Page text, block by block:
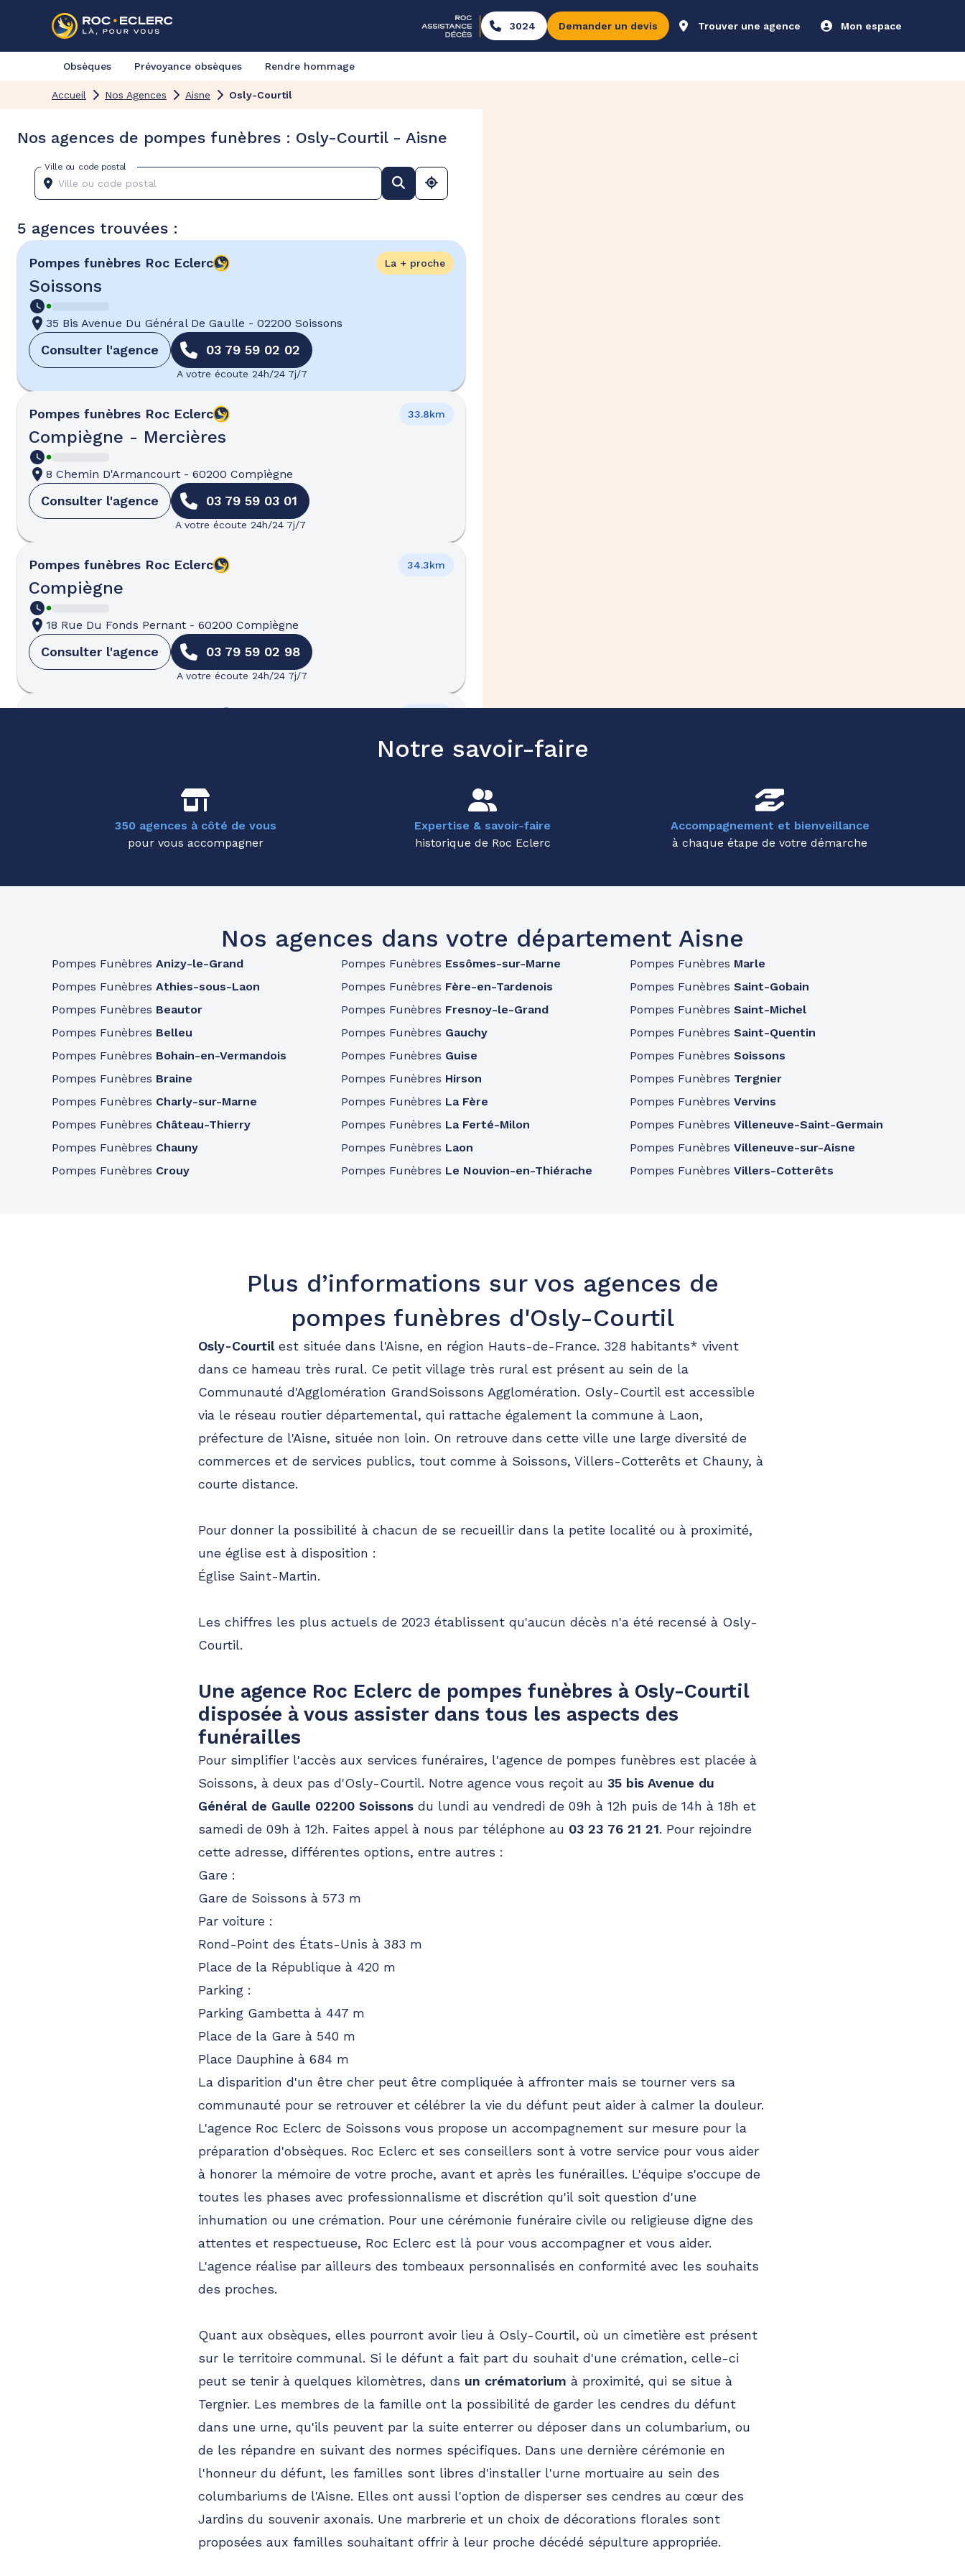
3024 Demander un devis Trouver une agence Mon espace
Obsèques Prévoyance obsèques Rendre hommage
Accueil Nos Agences Aisne Osly-Courtil
Nos agences de pompes funèbres : Osly-Courtil - Aisne
Ville ou code postal
5 agences trouvées :
Pompes funèbres Roc Eclerc
Soissons
La + proche
35 Bis Avenue Du Général De Gaulle - 02200 Soissons
Consulter l'agence 03 79 59 02 02
A votre écoute 24h/24 7j/7
Pompes funèbres Roc Eclerc
Compiègne - Mercières
33.8km
8 Chemin D'Armancourt - 60200 Compiègne
Consulter l'agence 03 79 59 03 01
A votre écoute 24h/24 7j/7
Pompes funèbres Roc Eclerc
Compiègne
34.3km
18 Rue Du Fonds Pernant - 60200 Compiègne
Consulter l'agence 03 79 59 02 98
A votre écoute 24h/24 7j/7
Pompes Funèbres Landouzy - Saint-Quentin
03 76 27 03 70
A votre écoute 24h/24 7j/7
Château-Thierry
03 79 59 02 05
Notre savoir-faire
350 agences à côté de vous
pour vous accompagner
Expertise & savoir-faire
historique de Roc Eclerc
Accompagnement et bienveillance
à chaque étape de votre démarche
Nos agences dans votre département Aisne
Pompes Funèbres Anizy-le-Grand
Pompes Funèbres Athies-sous-Laon
Pompes Funèbres Beautor
Pompes Funèbres Belleu
Pompes Funèbres Bohain-en-Vermandois
Pompes Funèbres Braine
Pompes Funèbres Charly-sur-Marne
Pompes Funèbres Château-Thierry
Pompes Funèbres Chauny
Pompes Funèbres Crouy
Pompes Funèbres Essômes-sur-Marne
Pompes Funèbres Fère-en-Tardenois
Pompes Funèbres Fresnoy-le-Grand
Pompes Funèbres Gauchy
Pompes Funèbres Guise
Pompes Funèbres Hirson
Pompes Funèbres La Fère
Pompes Funèbres La Ferté-Milon
Pompes Funèbres Laon
Pompes Funèbres Le Nouvion-en-Thiérache
Pompes Funèbres Marle
Pompes FunèbresSaint-Gobain
Pompes FunèbresSaint-Michel
Pompes FunèbresSaint-Quentin
Pompes FunèbresSoissons
Pompes Funèbres Tergnier
Pompes FunèbresVervins
Pompes FunèbresVilleneuve-Saint-Germain
Pompes FunèbresVilleneuve-sur-Aisne
Pompes FunèbresVillers-Cotterêts
Plus d’informations sur vos agences de
pompes funèbres d'Osly-Courtil
Osly-Courtilest située dans l'Aisne, en région Hauts-de-France. 328 habitants* vivent
dans ce hameau très rural. Ce petit village très rural est présent au sein de la
Communauté d'Agglomération GrandSoissons Agglomération. Osly-Courtil est accessible
via le réseau routier départemental, qui rattache également la commune à Laon,
préfecture de l'Aisne, située non loin. On retrouve dans cette ville une large diversité de
commerces et de services publics, tout comme à Soissons, Villers-Cotterêts et Chauny, à
courte distance.
Pour donner la possibilité à chacun de se recueillir dans la petite localité ou à proximité,
une église est à disposition :
Église Saint-Martin.
Les chiffres les plus actuels de 2023 établissent qu'aucun décès n'a été recensé à Osly-
Courtil.
Une agence Roc Eclerc de pompes funèbres à Osly-Courtil
disposée à vous assister dans tous les aspects des
funérailles
Pour simplifier l'accès aux services funéraires, l'agence de pompes funèbres est placée à
Soissons, à deux pas d'Osly-Courtil. Notre agence vous reçoit au 35 bis Avenue du
Général de Gaulle 02200 Soissons du lundi au vendredi de 09h à 12h puis de 14h à 18h et
samedi de 09h à 12h. Faites appel à nous par téléphone au 03 23 76 21 21. Pour rejoindre
cette adresse, différentes options, entre autres :
Gare :
Gare de Soissons à 573 m
Par voiture :
Rond-Point des États-Unis à 383 m
Place de la République à 420 m
Parking :
Parking Gambetta à 447 m
Place de la Gare à 540 m
Place Dauphine à 684 m
La disparition d'un être cher peut être compliquée à affronter mais se tourner vers sa
communauté pour se retrouver et célébrer la vie du défunt peut aider à calmer la douleur.
L'agence Roc Eclerc de Soissons vous propose un accompagnement sur mesure pour la
préparation d'obsèques. Roc Eclerc et ses conseillers sont à votre service pour vous aider
à honorer la mémoire de votre proche, avant et après les funérailles. L'équipe s'occupe de
toutes les phases avec professionnalisme et discrétion qu'il soit question d'une
inhumation ou une crémation. Pour une cérémonie funéraire civile ou religieuse digne des
attentes et respectueuse, Roc Eclerc est là pour vous accompagner et vous aider.
L'agence réalise par ailleurs des tombeaux personnalisés en conformité avec les souhaits
des proches.
Quant aux obsèques, elles pourront avoir lieu à Osly-Courtil, où un cimetière est présent
sur le territoire communal. Si le défunt a fait part du souhait d'une crémation, celle-ci
peut se tenir à quelques kilomètres, dans un crématorium à proximité, qui se situe à
Tergnier. Les membres de la famille ont la possibilité de garder les cendres du défunt
dans une urne, qu'ils peuvent par la suite enterrer ou déposer dans un columbarium, ou
de les répandre en suivant des normes spécifiques. Dans une dernière cérémonie en
l'honneur du défunt, les familles sont libres d'installer l'urne mortuaire au sein des
columbariums de l'Aisne. Elles ont aussi l'option de disperser ses cendres au cœur des
Jardins du souvenir axonais. Une marbrerie et un choix de décorations florales sont
proposées aux familles souhaitant offrir à leur proche décédé sépulture appropriée.